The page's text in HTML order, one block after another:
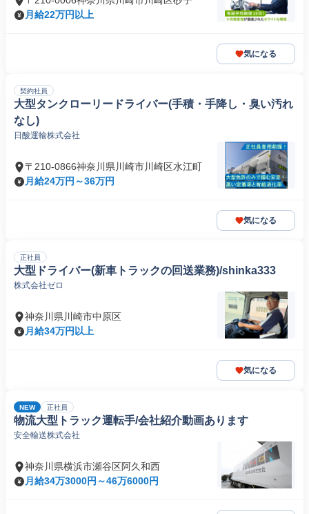
月給22万円以上
気になる
契約社員
大型タンクローリードライバー(手積・手降し・臭い汚れ
なし)
日酸運輸株式会社
〒210-0866神奈川県川崎市川崎区水江町
月給24万円～36万円
気になる
正社員
大型ドライバー(新車トラックの回送業務)/shinka333
株式会社ゼロ
神奈川県川崎市中原区
月給34万円以上
気になる
NEW 正社員
物流大型トラック運転手/会社紹介動画あります
安全輸送株式会社
神奈川県横浜市瀬谷区阿久和西
月給34万3000円～46万6000円